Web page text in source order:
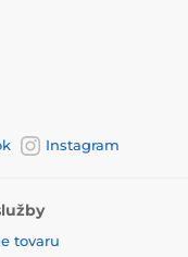
dňová lehota na
Instagram
tovaru